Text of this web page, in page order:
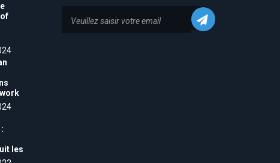
to
this
to
les